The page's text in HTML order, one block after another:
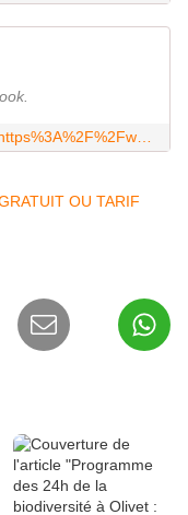
OU TARIF